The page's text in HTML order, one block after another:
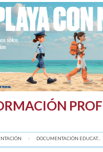
DOCUMENTACIÓN EDUCAT...